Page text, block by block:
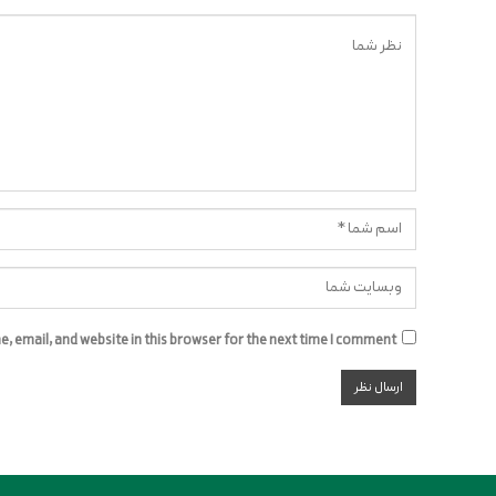
email, and website in this browser for the next time I comment.